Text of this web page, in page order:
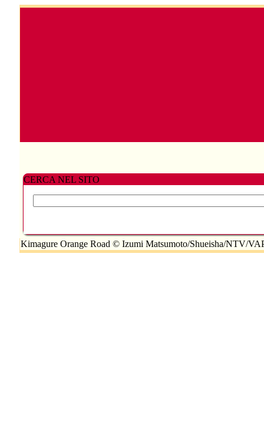
CERCA NEL SITO
Kimagure Orange Road © Izumi Matsumoto/Shueisha/NTV/